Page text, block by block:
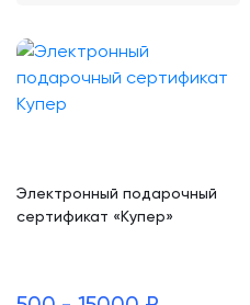
Электронный подарочный
сертификат «Купер»